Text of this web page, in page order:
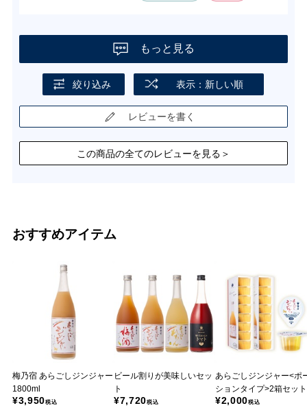
もっと見る
絞り込み 表示：新しい順
レビューを書く
この商品の全てのレビューを見る＞
おすすめアイテム
梅乃宿 あらごしジンジャー
1800ml
¥3,950税込
ビール割りが美味しいセッ
ト
¥7,720税込
あらごしジンジャー<ポ
ションタイプ>2箱セット
¥2,000税込